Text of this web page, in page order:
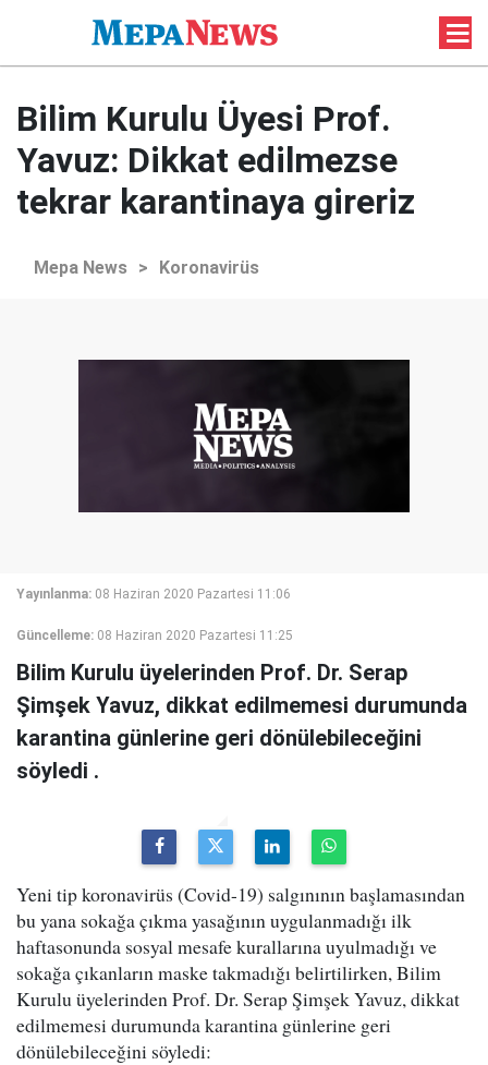
Bilim Kurulu Üyesi Prof.
Yavuz: Dikkat edilmezse
tekrar karantinaya gireriz
Mepa News > Koronavirüs
Yayınlanma: 08 Haziran 2020 Pazartesi 11:06
Güncelleme: 08 Haziran 2020 Pazartesi 11:25
Bilim Kurulu üyelerinden Prof. Dr. Serap
Şimşek Yavuz, dikkat edilmemesi durumunda
karantina günlerine geri dönülebileceğini
söyledi .
Yeni tip koronavirüs (Covid-19) salgınının başlamasından
bu yana sokağa çıkma yasağının uygulanmadığı ilk
haftasonunda sosyal mesafe kurallarına uyulmadığı ve
sokağa çıkanların maske takmadığı belirtilirken, Bilim
Kurulu üyelerinden Prof. Dr. Serap Şimşek Yavuz, dikkat
edilmemesi durumunda karantina günlerine geri
dönülebileceğini söyledi: